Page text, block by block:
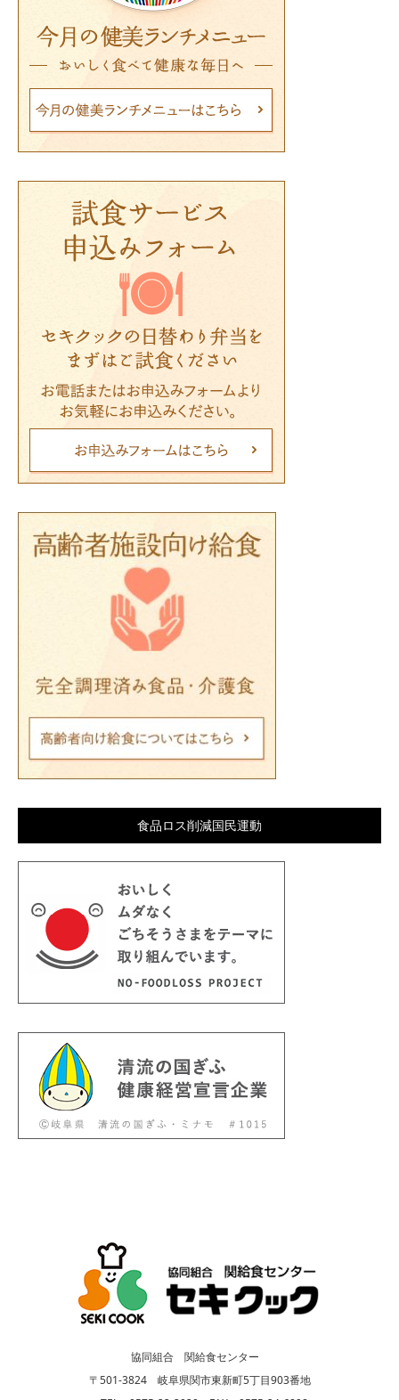
食品ロス削減国民運動
協同組合 関給食センター
〒501-3824 岐阜県関市東新町5丁目903番地